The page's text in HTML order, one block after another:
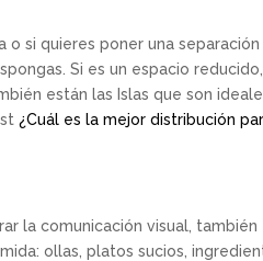
o si quieres poner una separación
Si es un espacio
están las Islas que son
¿Cuál es la mejor distribución
la comunicación visual, también
ollas, platos sucios,